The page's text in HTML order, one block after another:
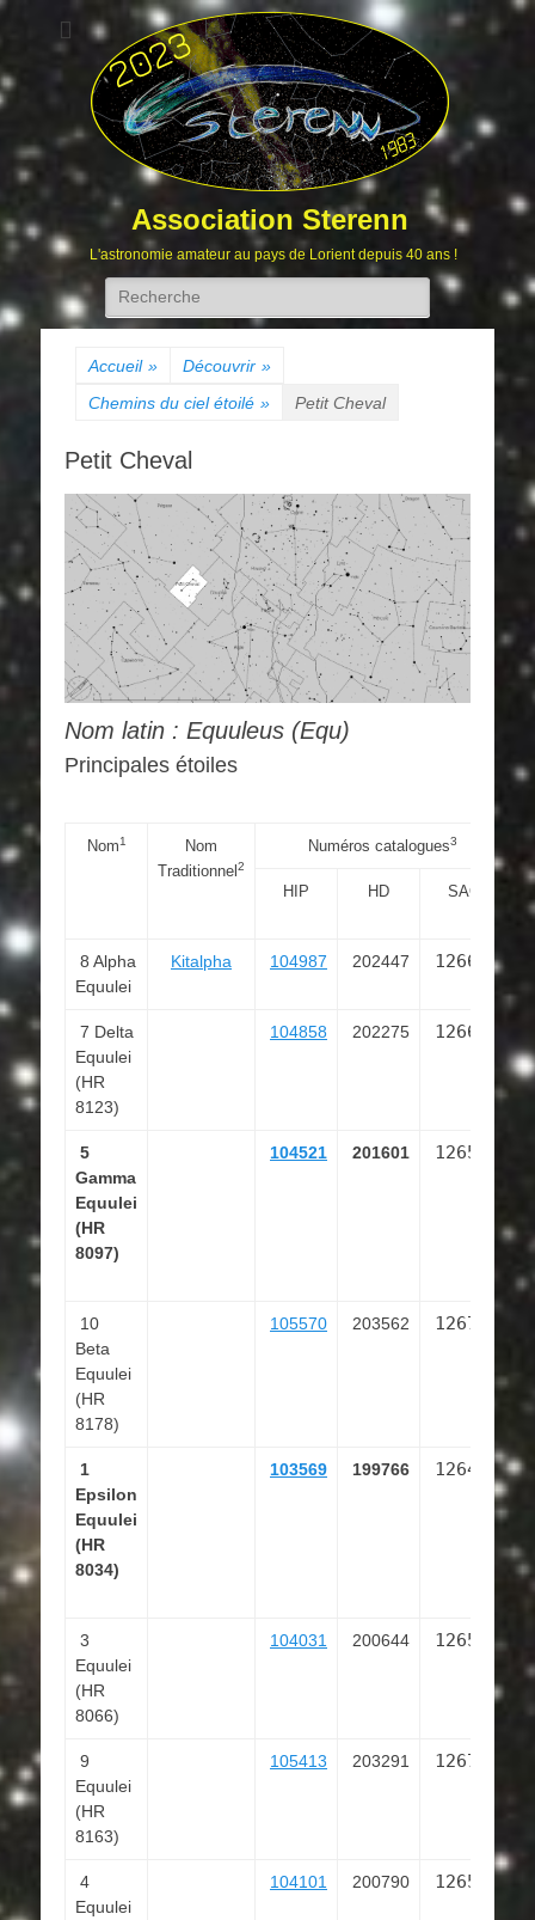
Association Sterenn
L'astronomie amateur au pays de Lorient depuis 40 ans !
Rechercher :
Accueil » Découvrir »
Chemins du ciel étoilé » Petit Cheval
Petit Cheval
Nom latin : Equuleus (Equ)
Principales étoiles
Nom1
Nom
Traditionnel 2
Numéros catalogues3
HIP HD SAO
8 Alpha
Equulei
Kitalpha 104987 202447 126662
7 Delta
Equulei
(HR
8123)
104858 202275 126643
5
Gamma
Equulei
(HR
8097)
104521 201601 126593
10
Beta
Equulei
(HR
8178)
105570 203562 126749
1
Epsilon
Equulei
(HR
8034)
103569 199766 126428
3
Equulei
(HR
8066)
104031 200644 126518
9
Equulei
(HR
8163)
105413 203291 126719
4
Equulei
104101 200790 126535